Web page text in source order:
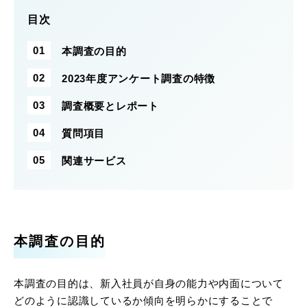
目次
本調査の目的
2023年度アンケート調査の特徴
調査概要とレポート
質問項目
関連サービス
本調査の目的
本調査の目的は、新入社員が自身の能力や内面について
どのように認識しているか傾向を明らかにすることで